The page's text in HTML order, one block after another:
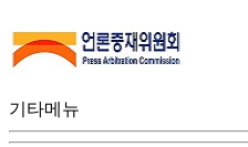
기타메뉴